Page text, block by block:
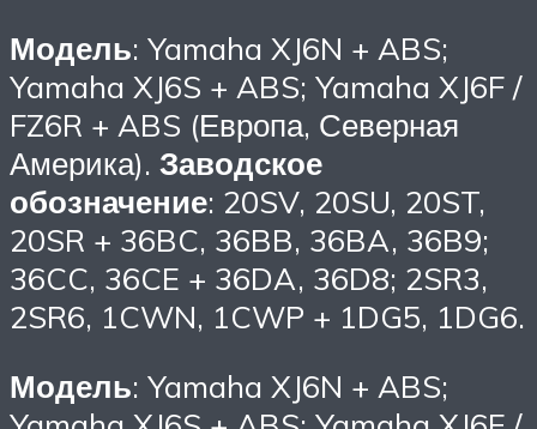
Модель: Yamaha XJ6N + ABS;
Yamaha XJ6S + ABS; Yamaha XJ6F /
FZ6R + ABS (Европа, Северная
Америка). Заводское
обозначение: 20SV, 20SU, 20ST,
20SR + 36BC, 36BB, 36BA, 36B9;
36CC, 36CE + 36DA, 36D8; 2SR3,
2SR6, 1CWN, 1CWP + 1DG5, 1DG6.
Модель: Yamaha XJ6N + ABS;